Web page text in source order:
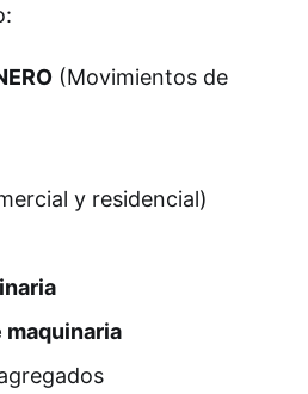
(Movimientos de
y residencial)
maquinaria